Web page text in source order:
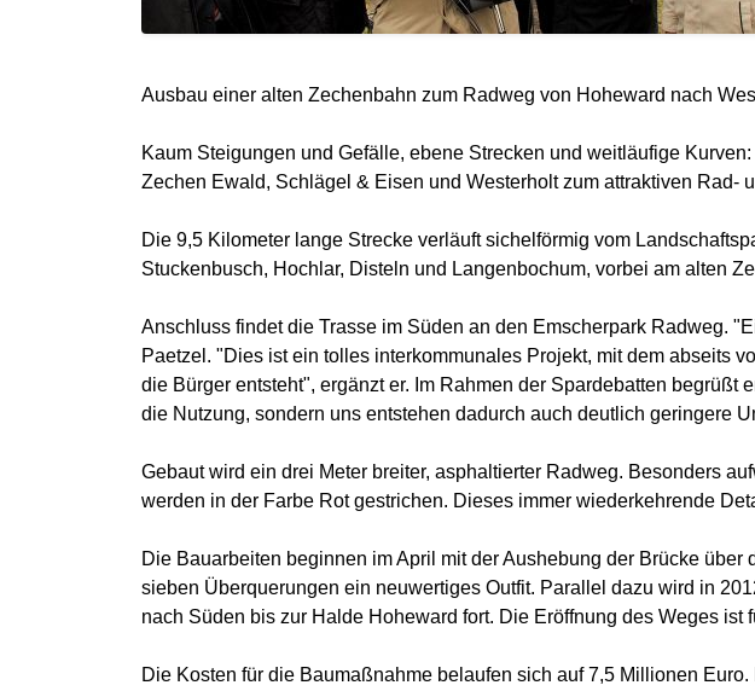
Ausbau einer alten Zechenbahn zum Radweg von Hoheward nach
Kaum Steigungen und Gefälle, ebene Strecken und weitläufige
Zechen Ewald, Schlägel & Eisen und Westerholt zum attraktiven Rad-
Die 9,5 Kilometer lange Strecke verläuft sichelförmig vom
Stuckenbusch, Hochlar, Disteln und Langenbochum, vorbei am alten
Anschluss findet die Trasse im Süden an den Emscherpark Radweg.
Paetzel. "Dies ist ein tolles interkommunales Projekt, mit dem abseits
die Bürger entsteht", ergänzt er. Im Rahmen der Spardebatten
die Nutzung, sondern uns entstehen dadurch auch deutlich geringere
Gebaut wird ein drei Meter breiter, asphaltierter Radweg. Besonders
werden in der Farbe Rot gestrichen. Dieses immer wiederkehrende
Die Bauarbeiten beginnen im April mit der Aushebung der Brücke
sieben Überquerungen ein neuwertiges Outfit. Parallel dazu wird in
nach Süden bis zur Halde Hoheward fort. Die Eröffnung des Weges ist
Die Kosten für die Baumaßnahme belaufen sich auf 7,5 Millionen